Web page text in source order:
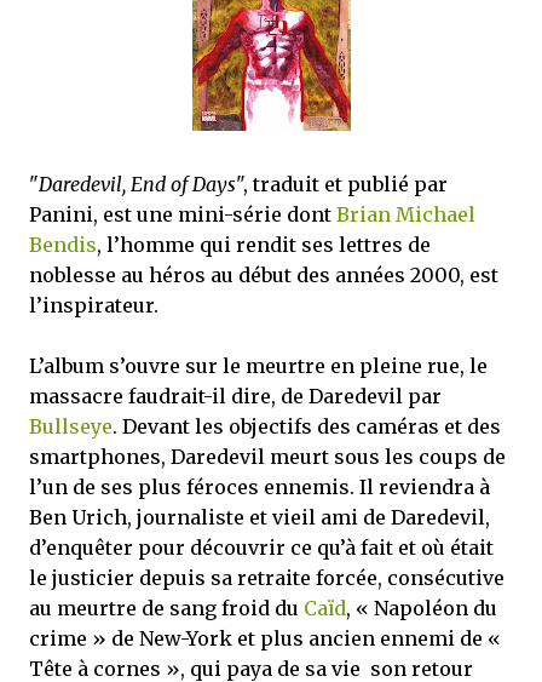
"Daredevil, End of Days", traduit et publié par
Panini, est une mini-série dont Brian Michael
Bendis, l’homme qui rendit ses lettres de
noblesse au héros au début des années 2000, est
l’inspirateur.
L’album s’ouvre sur le meurtre en pleine rue, le
massacre faudrait-il dire, de Daredevil par
Bullseye. Devant les objectifs des caméras et des
smartphones, Daredevil meurt sous les coups de
l’un de ses plus féroces ennemis. Il reviendra à
Ben Urich, journaliste et vieil ami de Daredevil,
d’enquêter pour découvrir ce qu’à fait et où était
le justicier depuis sa retraite forcée, consécutive
au meurtre de sang froid du Caïd, « Napoléon du
crime » de New-York et plus ancien ennemi de «
Tête à cornes », qui paya de sa vie son retour